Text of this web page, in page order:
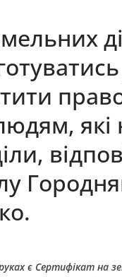
є Сертифікат на